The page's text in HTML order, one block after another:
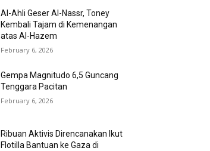
Al-Ahli Geser Al-Nassr, Toney
Kembali Tajam di Kemenangan
atas Al-Hazem
February 6, 2026
Gempa Magnitudo 6,5 Guncang
Tenggara Pacitan
February 6, 2026
Ribuan Aktivis Direncanakan Ikut
Flotilla Bantuan ke Gaza di